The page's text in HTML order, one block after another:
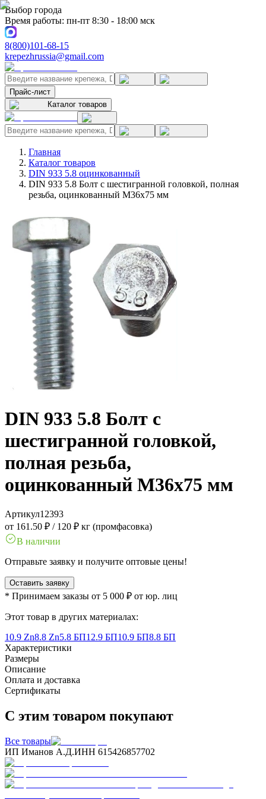
Выбор города
Время работы: пн-пт 8:30 - 18:00 мск
8(800)101-68-15
krepezhrussia@gmail.com
Прайс-лист
Каталог товаров
Главная
Каталог товаров
DIN 933 5.8 оцинкованный
DIN 933 5.8 Болт с шестигранной головкой, полная
резьба, оцинкованный M36x75 мм
DIN 933 5.8 Болт с
шестигранной головкой,
полная резьба,
оцинкованный M36x75 мм
Артикул12393
от 161.50 ₽ / 120 ₽ кг (промфасовка)
В наличии
Отправьте заявку и получите оптовые цены!
Оставить заявку
* Принимаем заказы от 5 000 ₽ от юр. лиц
Этот товар в других материалах:
10.9 Zn8.8 Zn5.8 БП12.9 БП10.9 БП8.8 БП
Характеристики
Размеры
Описание
Оплата и доставка
Сертификаты
С этим товаром покупают
Все товары
ИП Иманов А.Д.ИНН 615426857702